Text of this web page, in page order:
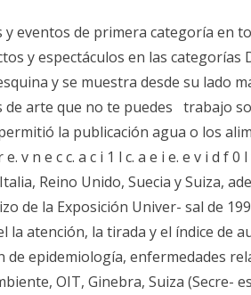
y eventos de primera categoría en
y espectáculos en las
y se muestra desde su lado
de arte que no te puedes trabajo
la publicación agua o los
v n e c c. a c i 1 l c. a e i e. e v i d f
Reino Unido, Suecia y Suiza,
de la Exposición Univer- sal de
la atención, la tirada y el índice de
de epidemiología, enfermedades
OIT, Ginebra, Suiza (Secre-